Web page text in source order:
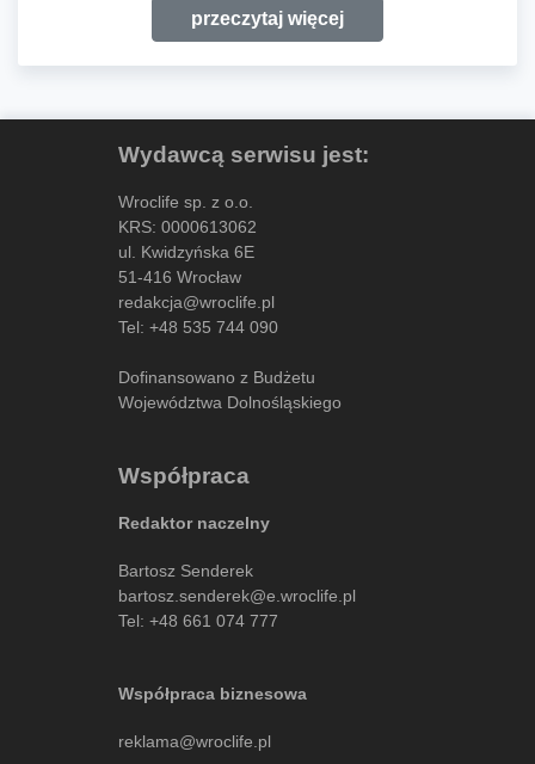
przeczytaj więcej
Wydawcą serwisu jest:
Wroclife sp. z o.o.
KRS: 0000613062
ul. Kwidzyńska 6E
51-416 Wrocław
redakcja@wroclife.pl
Tel: +48 535 744 090
Dofinansowano z Budżetu
Województwa Dolnośląskiego
Współpraca
Redaktor naczelny
Bartosz Senderek
bartosz.senderek@e.wroclife.pl
Tel: +48 661 074 777
Współpraca biznesowa
reklama@wroclife.pl